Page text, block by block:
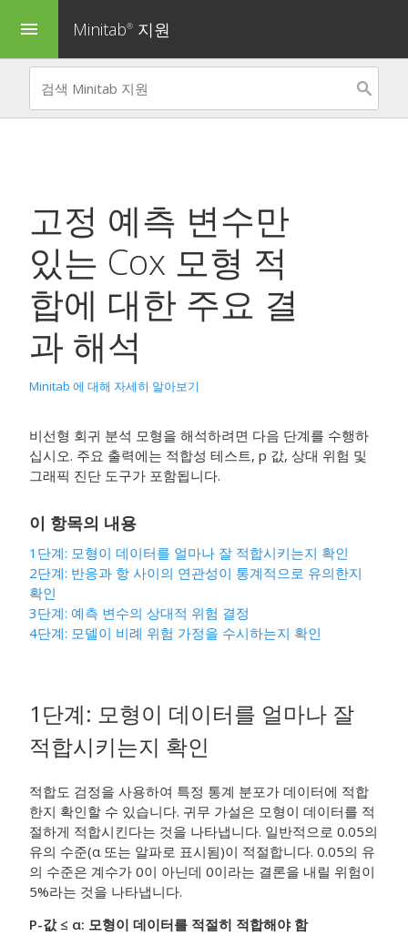
menu Minitab® 지원
고정 예측 변수만
있는 Cox 모형 적
합에 대한 주요 결
과 해석
Minitab 에 대해 자세히 알아보기
비선형 회귀 분석 모형을 해석하려면 다음 단계를 수행하
십시오. 주요 출력에는 적합성 테스트, p 값, 상대 위험 및
그래픽 진단 도구가 포함됩니다.
이 항목의 내용
1단계: 모형이 데이터를 얼마나 잘 적합시키는지 확인
2단계: 반응과 항 사이의 연관성이 통계적으로 유의한지
확인
3단계: 예측 변수의 상대적 위험 결정
4단계: 모델이 비례 위험 가정을 수시하는지 확인
1단계: 모형이 데이터를 얼마나 잘
적합시키는지 확인
적합도 검정을 사용하여 특정 통계 분포가 데이터에 적합
한지 확인할 수 있습니다. 귀무 가설은 모형이 데이터를 적
절하게 적합시킨다는 것을 나타냅니다. 일반적으로 0.05의
유의 수준(α 또는 알파로 표시됨)이 적절합니다. 0.05의 유
의 수준은 계수가 0이 아닌데 0이라는 결론을 내릴 위험이
5%라는 것을 나타냅니다.
P-값 ≤ α: 모형이 데이터를 적절히 적합해야 함